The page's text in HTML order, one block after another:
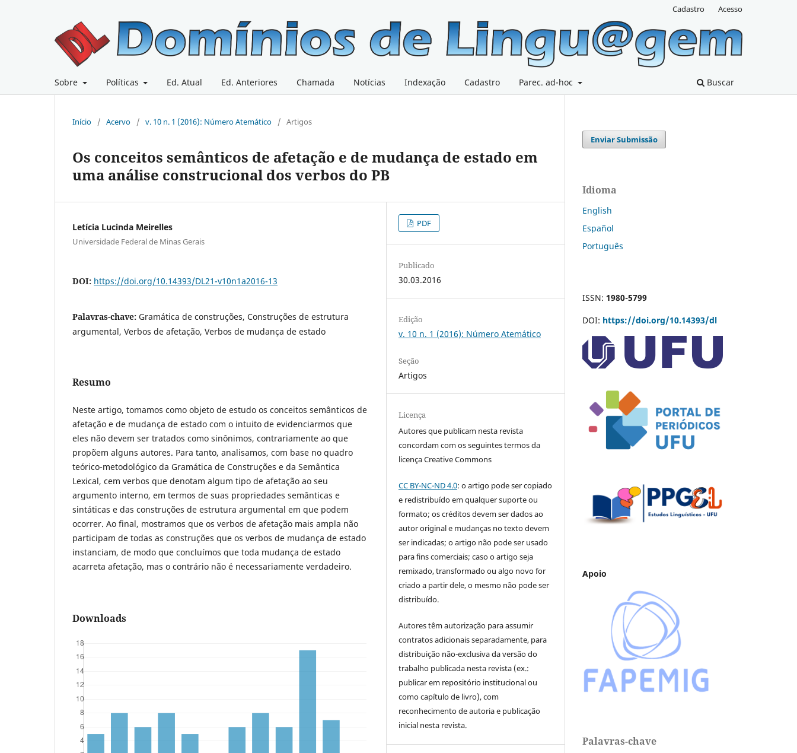
Sobre Políticas Ed. Atual Ed. Anteriores Chamada Notícias Indexação Cadastro Parec. ad-hoc Buscar
Cadastro Acesso
Início / Acervo / v. 10 n. 1 (2016): Número Atemático / Artigos
Os conceitos semânticos de afetação e de mudança de estado em
uma análise construcional dos verbos do PB
Letícia Lucinda Meirelles
Universidade Federal de Minas Gerais
DOI: https://doi.org/10.14393/DL21-v10n1a2016-13
Palavras-chave: Gramática de construções, Construções de estrutura
argumental, Verbos de afetação, Verbos de mudança de estado
Resumo
Neste artigo, tomamos como objeto de estudo os conceitos semânticos de
afetação e de mudança de estado com o intuito de evidenciarmos que
eles não devem ser tratados como sinônimos, contrariamente ao que
propõem alguns autores. Para tanto, analisamos, com base no quadro
teórico-metodológico da Gramática de Construções e da Semântica
Lexical, cem verbos que denotam algum tipo de afetação ao seu
argumento interno, em termos de suas propriedades semânticas e
sintáticas e das construções de estrutura argumental em que podem
ocorrer. Ao final, mostramos que os verbos de afetação mais ampla não
participam de todas as construções que os verbos de mudança de estado
instanciam, de modo que concluímos que toda mudança de estado
acarreta afetação, mas o contrário não é necessariamente verdadeiro.
Downloads
PDF
Publicado
30.03.2016
Edição
v. 10 n. 1 (2016): Número Atemático
Seção
Artigos
Licença
Autores que publicam nesta revista
concordam com os seguintes termos da
licença Creative Commons
CC BY-NC-ND 4.0: o artigo pode ser copiado
e redistribuído em qualquer suporte ou
formato; os créditos devem ser dados ao
autor original e mudanças no texto devem
ser indicadas; o artigo não pode ser usado
para fins comerciais; caso o artigo seja
remixado, transformado ou algo novo for
criado a partir dele, o mesmo não pode ser
distribuído.
Autores têm autorização para assumir
contratos adicionais separadamente, para
distribuição não-exclusiva da versão do
trabalho publicada nesta revista (ex.:
publicar em repositório institucional ou
como capítulo de livro), com
reconhecimento de autoria e publicação
inicial nesta revista.
Enviar Submissão
Idioma
English
Español
Português
ISSN: 1980-5799
DOI: https://doi.org/10.14393/dl
Apoio
Palavras-chave